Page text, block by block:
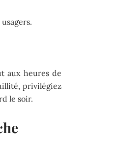
aux heures de
privilégiez
le soir.